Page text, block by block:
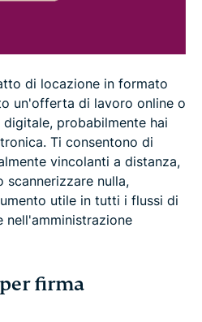
di locazione in formato
un'offerta di lavoro online o
probabilmente hai
Ti consentono di
vincolanti a distanza,
scannerizzare nulla,
utile in tutti i flussi di
nell'amministrazione
firma